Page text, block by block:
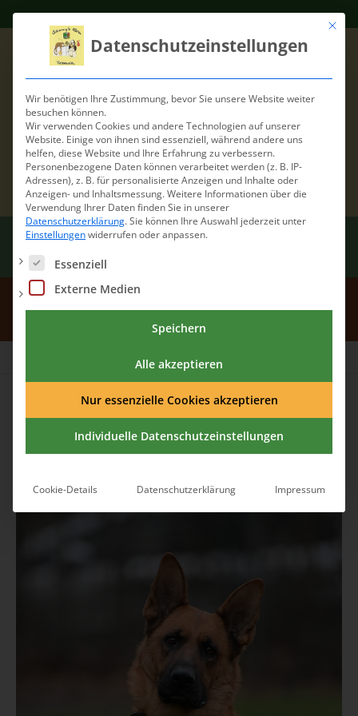
Wolf1
Published23. April 2025at 1706×2560 inLiebenswerter
Deutscher Schäferhund Rüde Wolf sucht ein Zuhause
Mit
Datenschutzeinstellungen
Wir benötigen Ihre Zustimmung, bevor Sie unsere Website weiter
besuchen können.
Wir verwenden Cookies und andere Technologien auf unserer
Website. Einige von ihnen sind essenziell, während andere uns
helfen, diese Website und Ihre Erfahrung zu verbessern.
Personenbezogene Daten können verarbeitet werden (z. B. IP-
Adressen), z. B. für personalisierte Anzeigen und Inhalte oder
Anzeigen- und Inhaltsmessung.Weitere Informationen über die
Verwendung Ihrer Daten finden Sie in unserer
Datenschutzerklärung.Sie können Ihre Auswahl jederzeit unter
Einstellungenwiderrufen oder anpassen.
Es folgt eine Liste der Service-Gruppen, für die eine
Essenziell
Externe Medien
Speichern
Alle akzeptieren
Nur essenzielle Cookies akzeptieren
Individuelle Datenschutzeinstellungen
Cookie-Details Datenschutzerklärung Impressum